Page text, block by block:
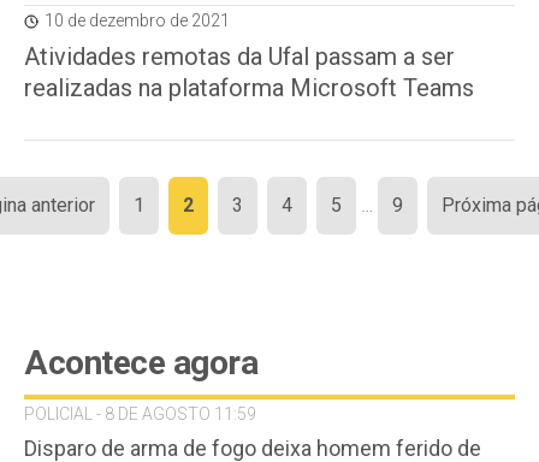
10 de dezembro de 2021
Atividades remotas da Ufal passam a ser
realizadas na plataforma Microsoft Teams
Paginação
de
anterior 1 2 3 4 5 … 9 Próxima
Acontece agora
POLICIAL - 8 DE AGOSTO 11:59
Disparo de arma de fogo deixa homem ferido de